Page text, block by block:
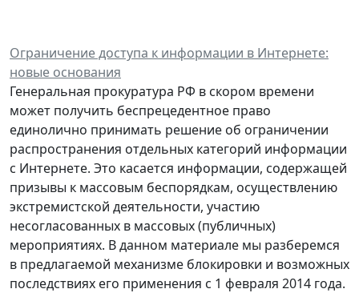
Ограничение доступа к информации в Интернете:
новые основания
Генеральная прокуратура РФ в скором времени
может получить беспрецедентное право
единолично принимать решение об ограничении
распространения отдельных категорий информации
с Интернете. Это касается информации, содержащей
призывы к массовым беспорядкам, осуществлению
экстремистской деятельности, участию
несогласованных в массовых (публичных)
мероприятиях. В данном материале мы разберемся
в предлагаемой механизме блокировки и возможных
последствиях его применения с 1 февраля 2014 года.